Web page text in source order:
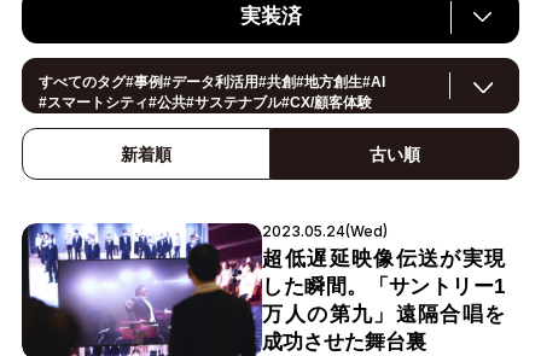
実装済
すべてのタグ#事例#データ利活用#共創#地方創生#AI
#スマートシティ#公共#サステナブル#CX/顧客体験
#イノベーション
#Foodtech#デジタルツイン
新着順 古い順
2023.05.24(Wed)
超低遅延映像伝送が実現
した瞬間。「サントリー1
万人の第九」遠隔合唱を
成功させた舞台裏